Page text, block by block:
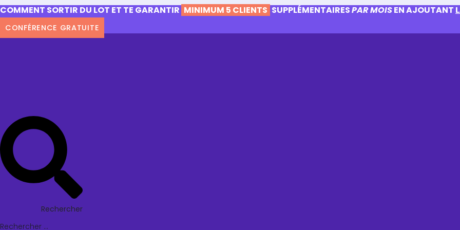
COMMENT SORTIR DU LOT ET TE GARANTIR MINIMUM 5 CLIENTS SUPPLÉMENTAIRESPAR MOISEN AJOUTANT
CONFÉRENCE GRATUITE
Rechercher